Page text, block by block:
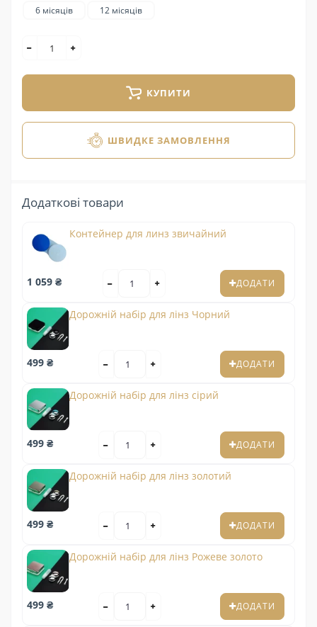
6 місяців 12 місяців
КУПИТИ
ШВИДКЕ ЗАМОВЛЕННЯ
Додаткові товари
Контейнер для линз звичайний
1 059 ₴ ДОДАТИ
Дорожній набір для лінз Чорний
499 ₴ ДОДАТИ
Дорожній набір для лінз сірий
499 ₴ ДОДАТИ
Дорожній набір для лінз золотий
499 ₴ ДОДАТИ
Дорожній набір для лінз Рожеве золото
499 ₴ ДОДАТИ